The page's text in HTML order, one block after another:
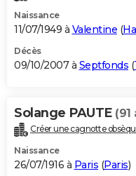
Naissance
11/07/1949 à Valentine (
Décès
09/10/2007 à Septfonds (
Solange PAUTE (91
Créer une cagnotte
Naissance
26/07/1916 à Paris (Paris)